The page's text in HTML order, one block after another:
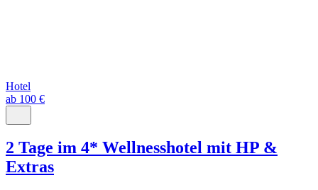
Hotel
ab 100 €
2 Tage im 4* Wellnesshotel mit HP &
Extras